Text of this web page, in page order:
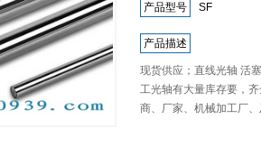
产品型号 SF
产品描述
现货供应；直线光轴 活
工光轴有大量库存要，
商、厂家、机械加工厂